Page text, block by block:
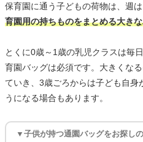
保育園に通う子どもの荷物は、週
育園用の持ちものをまとめる大き
とくに0歳～1歳の乳児クラスは毎
育園バッグは必須です。大きくな
ていき、3歳ごろからは子ども自身
うになる場合もあります。
▼子供が持つ通園バッグをお探し